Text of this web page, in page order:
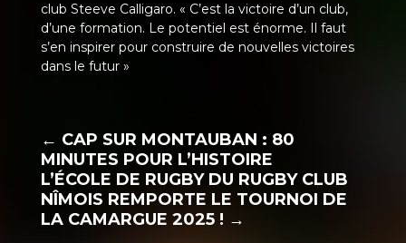
club Steeve Calligaro. « C’est la victoire d’un club,
d’une formation. Le potentiel est énorme. Il faut
s’en inspirer pour construire de nouvelles victoires
dans le futur »
← CAP SUR MONTAUBAN : 80
MINUTES POUR L’HISTOIRE
L’ÉCOLE DE RUGBY DU RUGBY CLUB
NÎMOIS REMPORTE LE TOURNOI DE
LA CAMARGUE 2025 ! →